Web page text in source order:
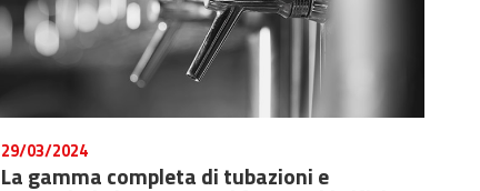
29/03/2024
La gamma completa di tubazioni e